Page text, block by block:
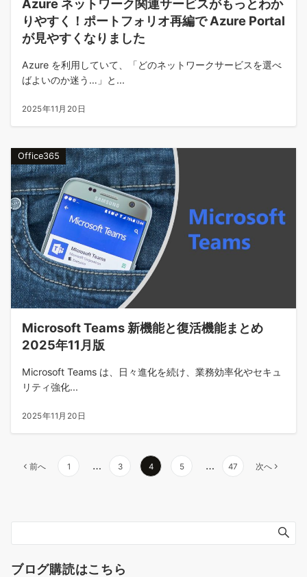
Azure ネットワーク関連サービスがもっとわか
りやすく！ポートフォリオ再編で Azure Portal
が見やすくなりました
Azure を利用していて、「どのネットワークサービスを選べ
ばよいのか迷う…」と...
2025年11月20日
Office365
Microsoft Teams 新機能と復活機能まとめ
2025年11月版
Microsoft Teams は、日々進化を続け、業務効率化やセキュ
リティ強化...
2025年11月20日
ジ
送
前へ 1 … 3 4 5 … 47 次へ
ブログ購読はこちら